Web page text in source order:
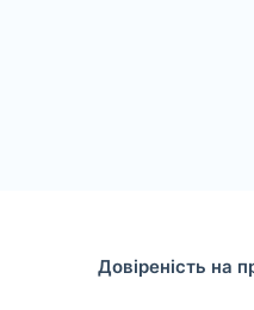
Довіреність на